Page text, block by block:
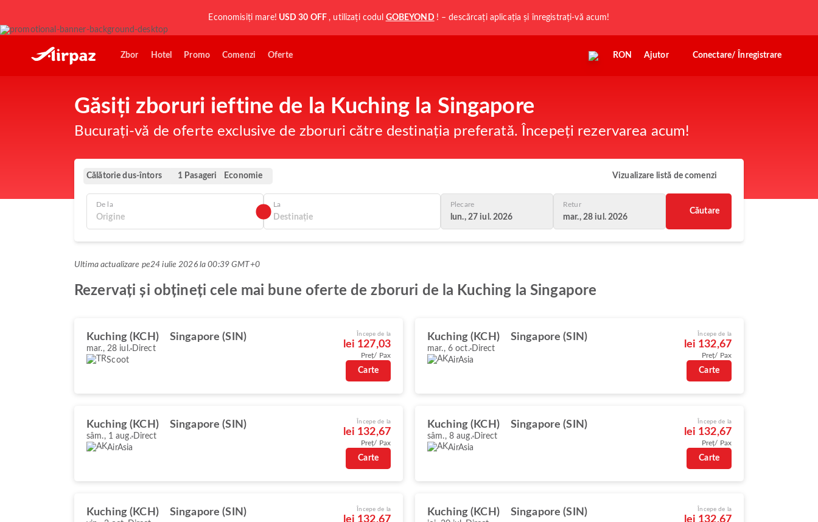
Economisiți mare! USD 30 OFF , utilizați codul GOBEYOND ! – descărcați aplicația și înregistrați-vă acum!
Zbor Hotel Promo Comenzi Oferte RON Ajutor Conectare/ Înregistrare
Găsiți zboruri ieftine de la Kuching la Singapore
Bucurați-vă de oferte exclusive de zboruri către destinația preferată. Începeți rezervarea acum!
Călătorie dus-întors 1 Pasageri Economie Vizualizare listă de comenzi
De la La Plecare
lun., 27 iul. 2026
Retur
mar., 28 iul. 2026
Căutare
Ultima actualizare pe24 iulie 2026 la 00:39 GMT+0
Rezervați și obțineți cele mai bune oferte de zboruri de la Kuching la Singapore
Kuching (KCH) Singapore (SIN)
mar., 28 iul. Direct
Scoot
Începe de la
lei 127,03
Preț/ Pax
Carte
Kuching (KCH) Singapore (SIN)
mar., 6 oct. Direct
AirAsia
Începe de la
lei 132,67
Preț/ Pax
Carte
Kuching (KCH) Singapore (SIN)
sâm., 1 aug. Direct
AirAsia
Începe de la
lei 132,67
Preț/ Pax
Carte
Kuching (KCH) Singapore (SIN)
sâm., 8 aug. Direct
AirAsia
Începe de la
lei 132,67
Preț/ Pax
Carte
Kuching (KCH) Singapore (SIN) Începe de la
lei 132,67
Kuching (KCH) Singapore (SIN) Începe de la
lei 132,67